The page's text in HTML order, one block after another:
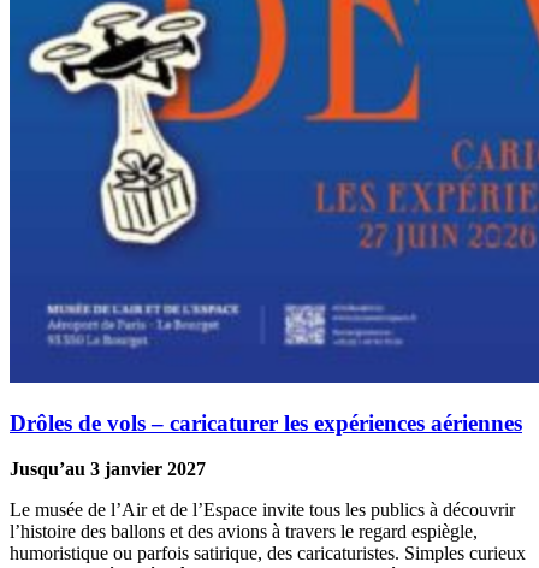
Drôles de vols – caricaturer les expériences aériennes
Jusqu’au 3 janvier 2027
Le musée de l’Air et de l’Espace invite tous les publics à découvrir
l’histoire des ballons et des avions à travers le regard espiègle,
humoristique ou parfois satirique, des caricaturistes. Simples curieux